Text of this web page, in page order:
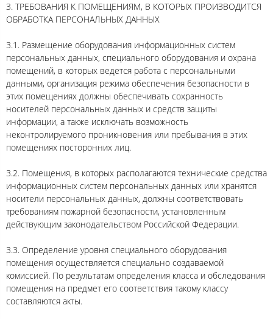
3. ТРЕБОВАНИЯ К ПОМЕЩЕНИЯМ, В КОТОРЫХ ПРОИЗВОДИТСЯ
ОБРАБОТКА ПЕРСОНАЛЬНЫХ ДАННЫХ
3.1. Размещение оборудования информационных систем
персональных данных, специального оборудования и охрана
помещений, в которых ведется работа с персональными
данными, организация режима обеспечения безопасности в
этих помещениях должны обеспечивать сохранность
носителей персональных данных и средств защиты
информации, а также исключать возможность
неконтролируемого проникновения или пребывания в этих
помещениях посторонних лиц.
3.2. Помещения, в которых располагаются технические средства
информационных систем персональных данных или хранятся
носители персональных данных, должны соответствовать
требованиям пожарной безопасности, установленным
действующим законодательством Российской Федерации.
3.3. Определение уровня специального оборудования
помещения осуществляется специально создаваемой
комиссией. По результатам определения класса и обследования
помещения на предмет его соответствия такому классу
составляются акты.